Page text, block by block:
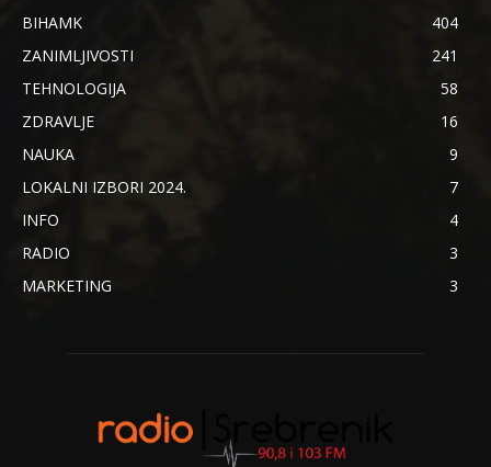
BIHAMK
404
ZANIMLJIVOSTI
241
TEHNOLOGIJA
58
ZDRAVLJE
16
NAUKA
9
LOKALNI IZBORI 2024.
7
INFO
4
RADIO
3
MARKETING
3